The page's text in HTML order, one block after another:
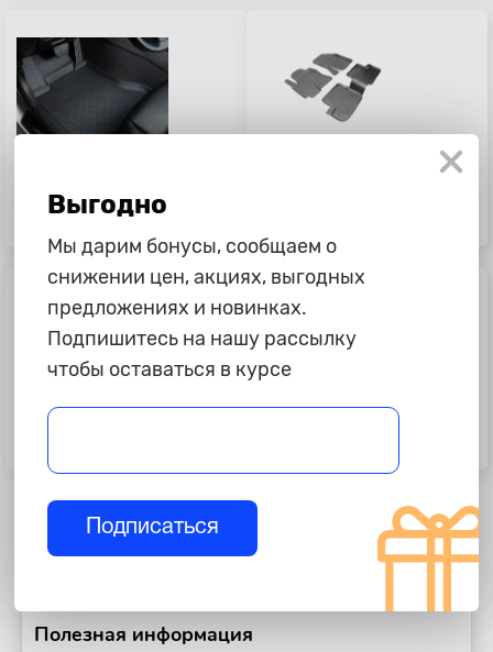
Ковры салона Renault
Logan\Sandero, резина, высокий
Полезная информация
Выгодно
Мы дарим бонусы, сообщаем о
снижении цен, акциях, выгодных
предложениях и новинках.
Подпишитесь на нашу рассылку
чтобы оставаться в курсе
Подписаться